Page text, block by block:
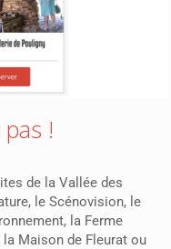
!
de la Vallée des
le Scénovision, le
la Ferme
Maison de Fleurat ou